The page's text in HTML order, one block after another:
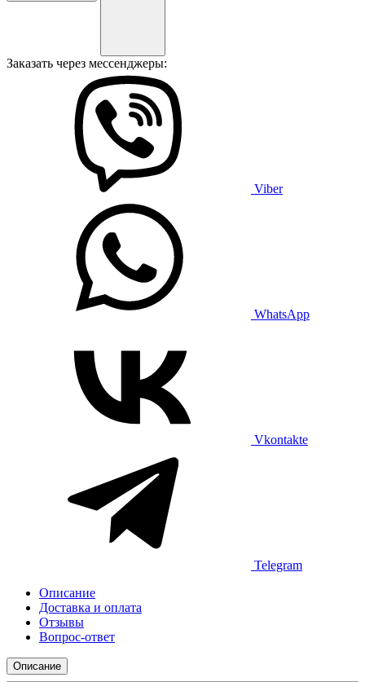
Заказать через мессенджеры:
Viber
WhatsApp
Vkontakte
Telegram
Описание
Доставка и оплата
Отзывы
Вопрос-ответ
Описание